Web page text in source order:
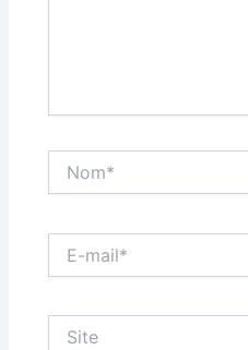
mail*